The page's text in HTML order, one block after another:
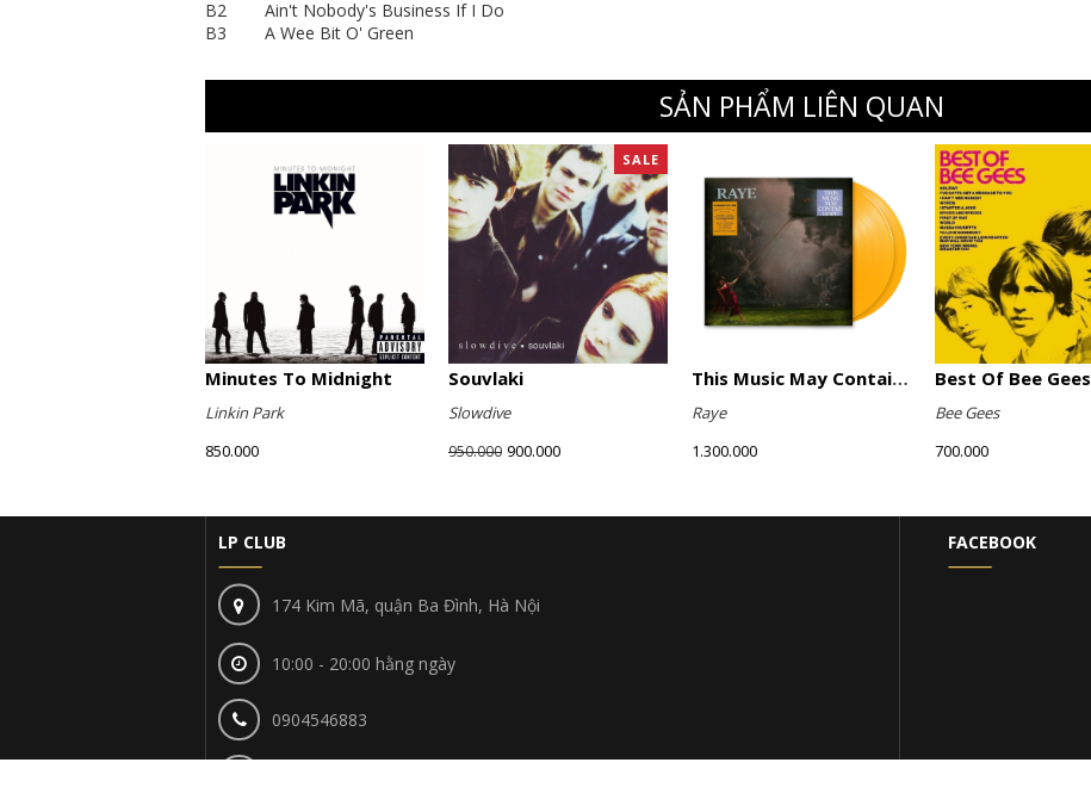
B2 Ain't Nobody's Business If I Do
B3 A Wee Bit O' Green
SẢN PHẨM LIÊN QUAN
Minutes To Midnight
Linkin Park
850.000
SALE
Souvlaki
Slowdive
950.000 900.000
This Music May Contain Hope (Marigold Yellow Vinyl)
Raye
1.300.000
Best Of Bee Gees
Bee Gees
700.000
LP CLUB
174 Kim Mã, quận Ba Đình, Hà Nội
10:00 - 20:00 hằng ngày
0904546883
FACEBOOK